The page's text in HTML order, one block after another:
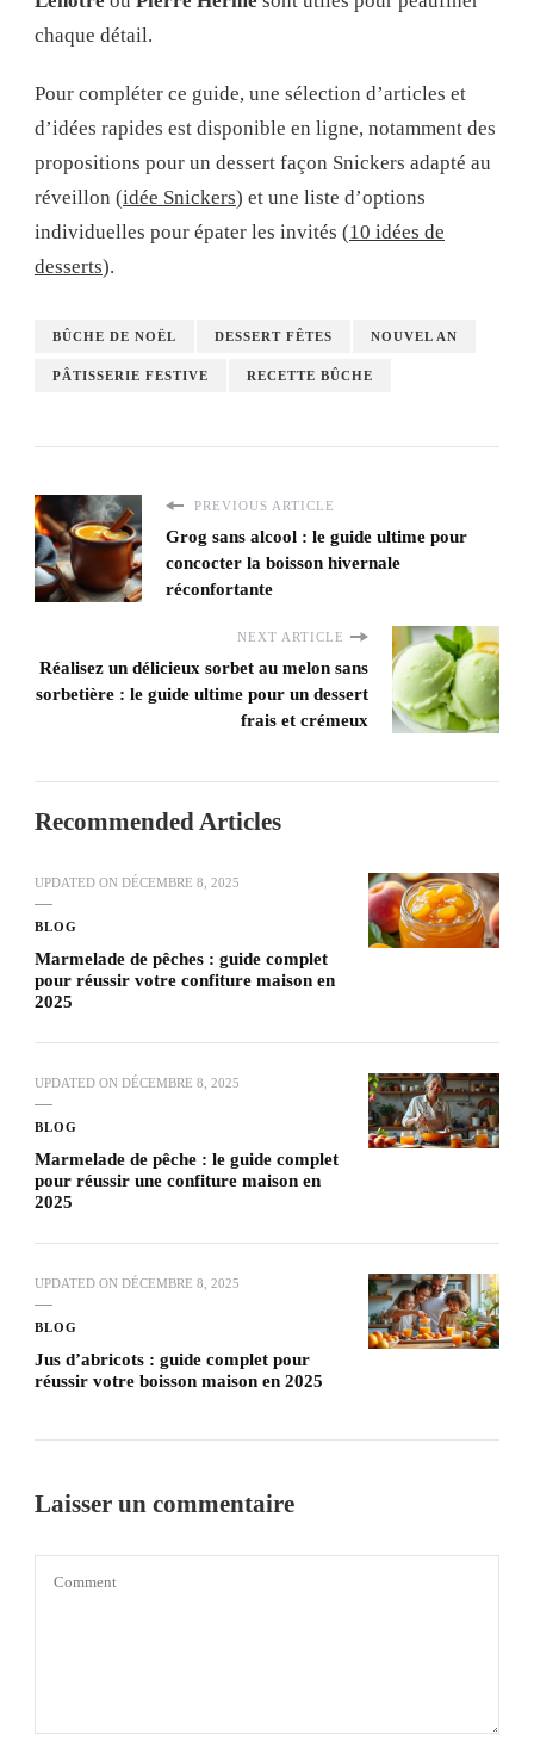
chaque détail.
Pour compléter ce guide, une sélection d’articles et
d’idées rapides est disponible en ligne, notamment des
propositions pour un dessert façon Snickers adapté au
réveillon (idée Snickers) et une liste d’options
individuelles pour épater les invités (10 idées de
desserts).
BÛCHE DE NOËL DESSERT FÊTES NOUVEL AN
PÂTISSERIE FESTIVE RECETTE BÛCHE
PREVIOUS ARTICLE
Grog sans alcool : le guide ultime pour
concocter la boisson hivernale
réconfortante
NEXT ARTICLE
Réalisez un délicieux sorbet au melon sans
sorbetière : le guide ultime pour un dessert
frais et crémeux
Recommended Articles
UPDATED ON DÉCEMBRE 8, 2025
BLOG
Marmelade de pêches : guide complet
pour réussir votre confiture maison en
2025
UPDATED ON DÉCEMBRE 8, 2025
BLOG
Marmelade de pêche : le guide complet
pour réussir une confiture maison en
2025
UPDATED ON DÉCEMBRE 8, 2025
BLOG
Jus d’abricots : guide complet pour
réussir votre boisson maison en 2025
Laisser un commentaire